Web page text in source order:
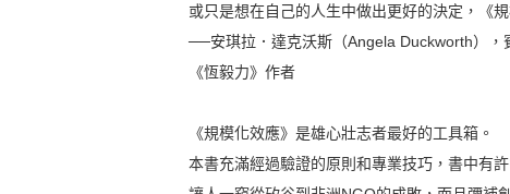
或只是想在自己的人生中做出更好的決定，《
──安琪拉．達克沃斯（Angela Duckworth）
《恆毅力》作者
《規模化效應》是雄心壯志者最好的工具箱。
本書充滿經過驗證的原則和專業技巧，書中有許